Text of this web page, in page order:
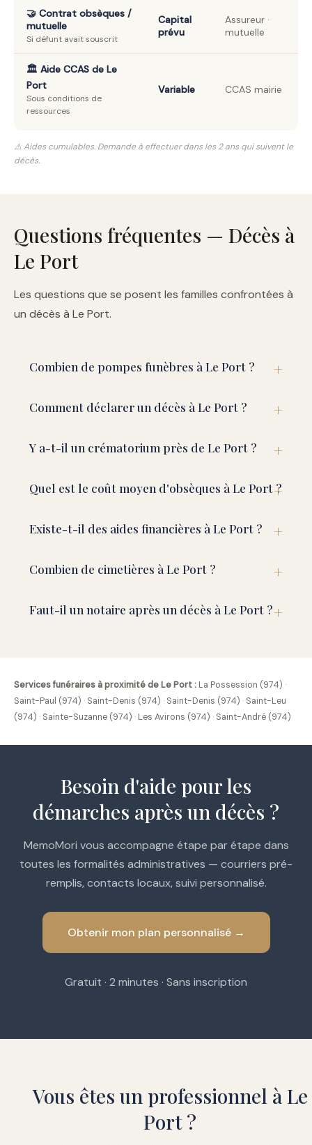
🤝 Contrat obsèques /
mutuelle
Si défunt avait souscrit
Capital
prévu
Assureur ·
mutuelle
🏛️ Aide CCAS de Le
Port
Sous conditions de
ressources
Variable CCAS mairie
⚠️ Aides cumulables. Demande à effectuer dans les 2 ans qui suivent le
décès.
Questions fréquentes — Décès à
Le Port
Les questions que se posent les familles confrontées à
un décès à Le Port.
Combien de pompes funèbres à Le Port ?
Comment déclarer un décès à Le Port ?
Y a-t-il un crématorium près de Le Port ?
Quel est le coût moyen d'obsèques à Le Port ?
Existe-t-il des aides financières à Le Port ?
Combien de cimetières à Le Port ?
Faut-il un notaire après un décès à Le Port ?
Services funéraires à proximité de Le Port : La Possession (974) ·
Saint-Paul (974) · Saint-Denis (974) · Saint-Denis (974) · Saint-Leu
(974) · Sainte-Suzanne (974) · Les Avirons (974) · Saint-André (974)
Besoin d'aide pour les
démarches après un décès ?
MemoMori vous accompagne étape par étape dans
toutes les formalités administratives — courriers pré-
remplis, contacts locaux, suivi personnalisé.
Obtenir mon plan personnalisé →
Gratuit · 2 minutes · Sans inscription
Vous êtes un professionnel à Le
Port ?